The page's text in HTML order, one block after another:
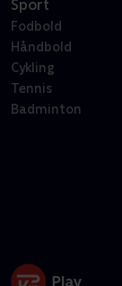
Sport
Fodbold
Håndbold
Cykling
Tennis
Badminton